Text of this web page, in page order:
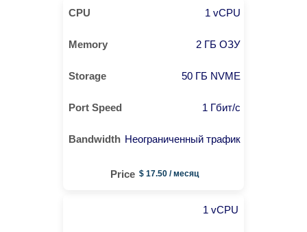
1 vCPU
2 ГБ ОЗУ
50 ГБ NVME
1 Гбит/с
Неограниченный трафик
$ 17.50 / месяц
1 vCPU